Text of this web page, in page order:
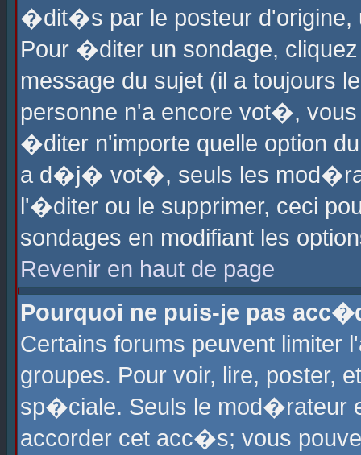
�dit�s par le posteur d'origine,
Pour �diter un sondage,
message du sujet (il a toujours
personne n'a encore vot�,
�diter n'importe quelle option
a d�j� vot�, seuls les
l'�diter ou le supprimer, ceci
sondages en modifiant les
Revenir en haut de page
Pourquoi ne puis-je pas
Certains forums peuvent
groupes. Pour voir, lire, poster,
sp�ciale. Seuls le mod�rateur
accorder cet acc�s; vous